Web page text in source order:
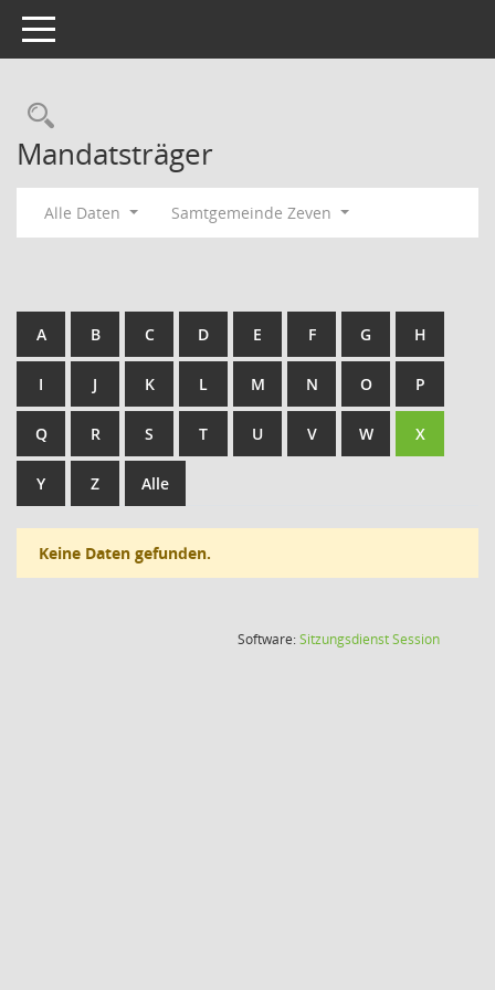
Toggle navigation
Rechercheauswahl
Mandatsträger
Alle Daten Samtgemeinde Zeven
A B C D E F G H
I J K L M N O P
Q R S T U V W X
Y Z Alle
Keine Daten gefunden.
Software:SitzungsdienstSession(Wird in